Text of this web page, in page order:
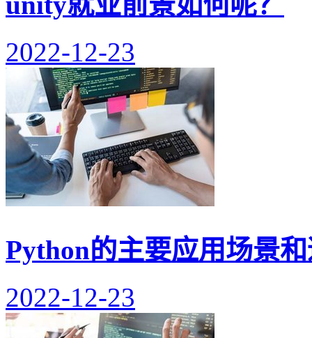
2022-12-23
Python的主要应用场景
2022-12-23